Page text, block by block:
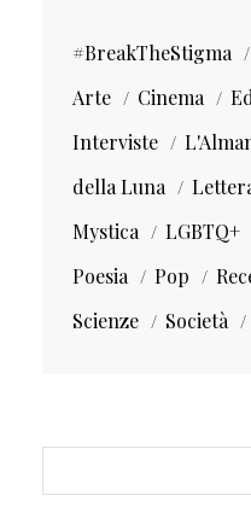
#BreakTheStigma
Arte
Cinema
Interviste
della Luna
Mystica
LGBTQ+
Poesia
Pop
Scienze
Società